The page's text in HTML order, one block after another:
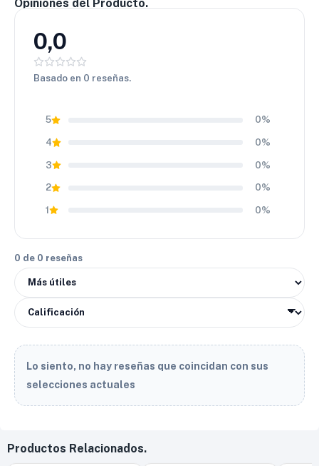
Opiniones del Producto.
0,0
Basado en 0 reseñas.
5 0%
4 0%
3 0%
2 0%
1 0%
0 de 0 reseñas
Lo siento, no hay reseñas que coincidan con sus
selecciones actuales
Productos Relacionados.